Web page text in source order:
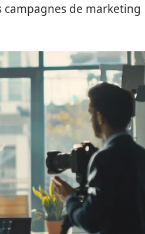
de marketing